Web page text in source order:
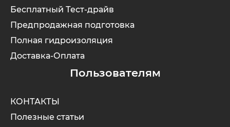
Бесплатный Тест-драйв
Предпродажная подготовка
Полная гидроизоляция
Доставка-Оплата
Пользователям
КОНТАКТЫ
Полезные статьи